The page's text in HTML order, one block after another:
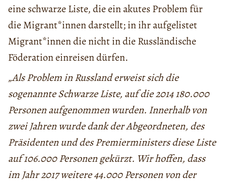
eine schwarze Liste, die ein akutes Problem für
die Migrant*innen darstellt; in ihr aufgelistet
Migrant*innen die nicht in die Russländische
Föderation einreisen dürfen.
„Als Problem in Russland erweist sich die
sogenannte Schwarze Liste, auf die 2014 180.000
Personen aufgenommen wurden. Innerhalb von
zwei Jahren wurde dank der Abgeordneten, des
Präsidenten und des Premierministers diese Liste
auf 106.000 Personen gekürzt. Wir hoffen, dass
im Jahr 2017 weitere 44.000 Personen von der